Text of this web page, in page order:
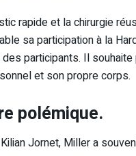
rapide et la chirurgie
sa participation à la
participants. Il
et son propre corps.
polémique.
Jornet, Miller a